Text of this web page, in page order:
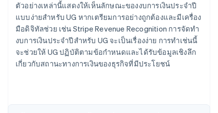
ตัวอย่างเหล่านี้แสดงให้เห็นลักษณะของงบการเงินประจำปี
แบบง่ายสำหรับ UG หากเตรียมการอย่างถูกต้องและมีเครื่อง
มือดิจิทัลช่วย เช่น Stripe Revenue Recognition การจัดทำ
งบการเงินประจำปีสำหรับ UG จะเป็นเรื่องง่าย การทำเช่นนี้
จะช่วยให้ UG ปฏิบัติตามข้อกำหนดและได้รับข้อมูลเชิงลึก
เกี่ยวกับสถานะทางการเงินของธุรกิจที่มีประโยชน์
กรีซ
English
เขตบริหารพิเศษฮ่องกง ประเทศจีน
โครเอเชีย